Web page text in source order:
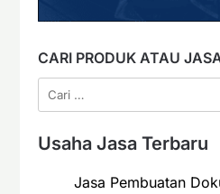
CARI PRODUK ATAU
Cari
untuk:
Usaha Jasa Terbaru
Jasa Pembuatan